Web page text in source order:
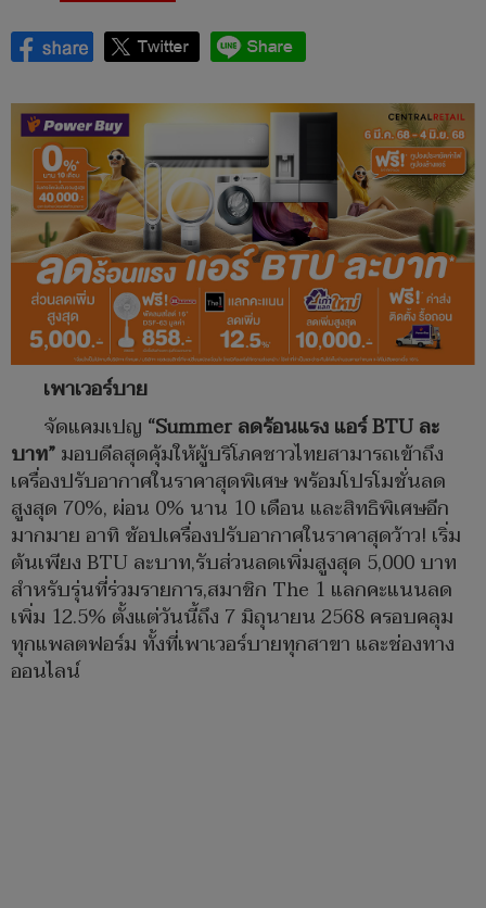
เพาเวอร์บาย
จัดแคมเปญ “Summer ลดร้อนแรง แอร์ BTU ละ
บาท”มอบดีลสุดคุ้มให้ผู้บริโภคชาวไทยสามารถเข้าถึง
เครื่องปรับอากาศในราคาสุดพิเศษ พร้อมโปรโมชั่นลด
สูงสุด 70%, ผ่อน 0% นาน 10 เดือน และสิทธิพิเศษอีก
มากมาย อาทิ ช้อปเครื่องปรับอากาศในราคาสุดว้าว! เริ่ม
ต้นเพียง BTU ละบาท,รับส่วนลดเพิ่มสูงสุด 5,000 บาท
สำหรับรุ่นที่ร่วมรายการ,สมาชิก The 1 แลกคะแนนลด
เพิ่ม 12.5% ตั้งแต่วันนี้ถึง 7 มิถุนายน 2568 ครอบคลุม
ทุกแพลตฟอร์ม ทั้งที่เพาเวอร์บายทุกสาขา และช่องทาง
ออนไลน์